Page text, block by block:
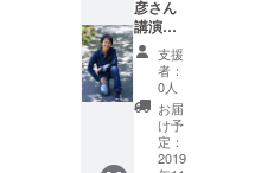
ださ
い。
フット
サル大
会。高
次脳機
能障害
の当事
者が代
表を勤
めてい
彦さん
講演会
参加権
文化祭
の前
日、10
月13日
19時よ
り、新
支援
者：
0人
お届
け予
定：
2019